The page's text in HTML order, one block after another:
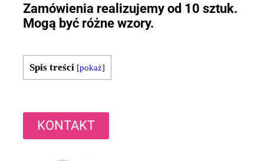
Zamówienia realizujemy od 10 sztuk.
Mogą być różne wzory.
Spis treści [pokaż]
KONTAKT